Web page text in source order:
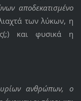
αποδεκατισμένο
των λύκων, η
και φυσικά η
ανθρώπων, ο